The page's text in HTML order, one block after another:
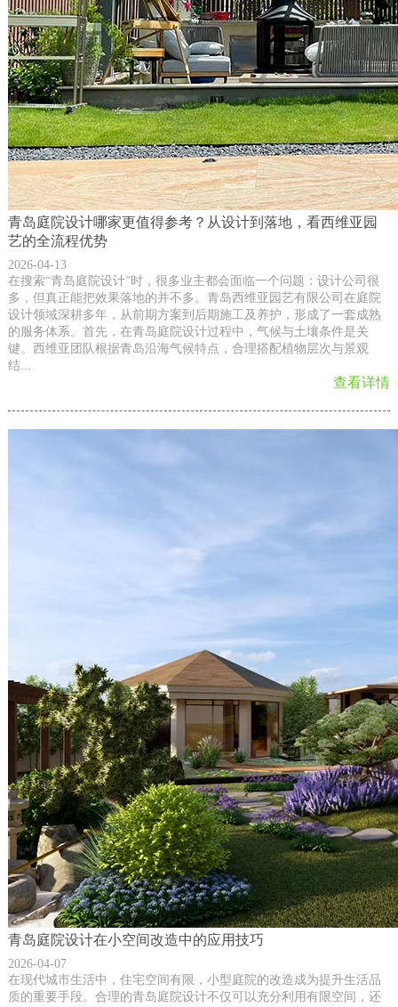
青岛庭院设计哪家更值得参考？从设计到落地，看西维亚园
艺的全流程优势
2026-04-13
在搜索“青岛庭院设计”时，很多业主都会面临一个问题：设计公司很
多，但真正能把效果落地的并不多。青岛西维亚园艺有限公司在庭院
设计领域深耕多年，从前期方案到后期施工及养护，形成了一套成熟
的服务体系。首先，在青岛庭院设计过程中，气候与土壤条件是关
键。西维亚团队根据青岛沿海气候特点，合理搭配植物层次与景观
结...
查看详情
青岛庭院设计在小空间改造中的应用技巧
2026-04-07
在现代城市生活中，住宅空间有限，小型庭院的改造成为提升生活品
质的重要手段。合理的青岛庭院设计不仅可以充分利用有限空间，还